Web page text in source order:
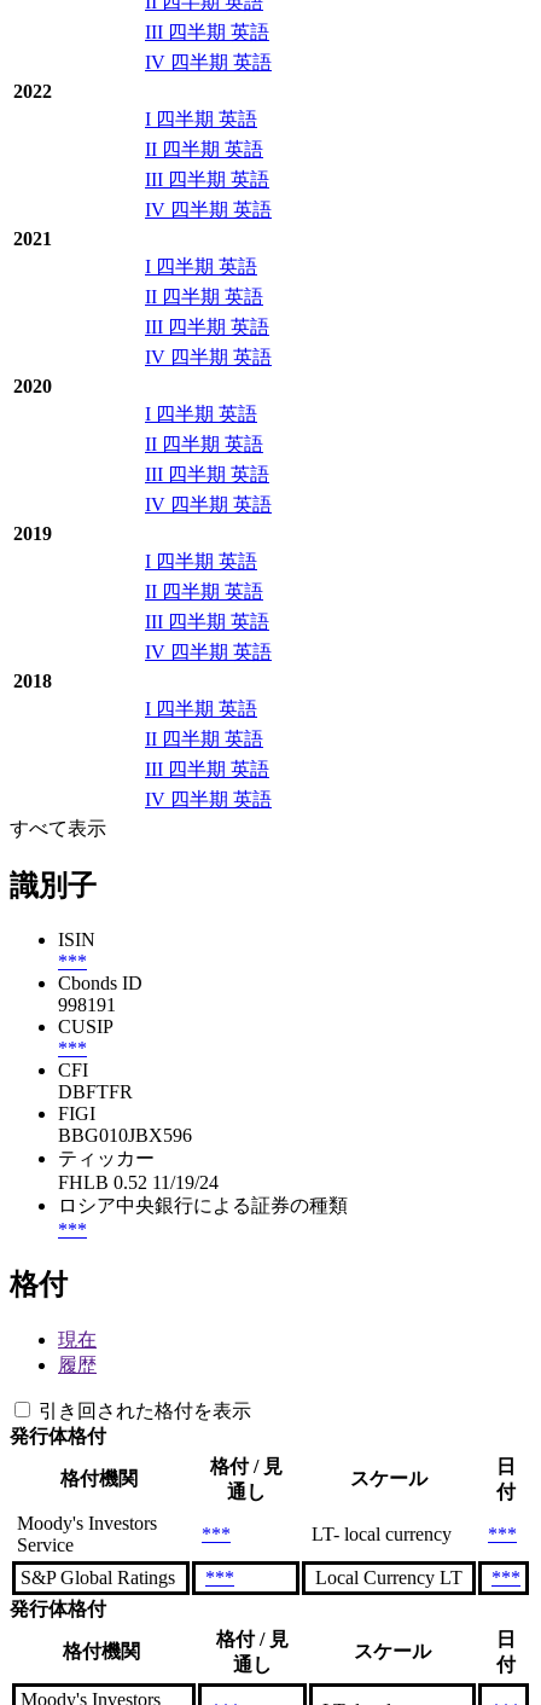
III 四半期 英語
IV 四半期 英語
2022
I 四半期 英語
II 四半期 英語
III 四半期 英語
IV 四半期 英語
2021
I 四半期 英語
II 四半期 英語
III 四半期 英語
IV 四半期 英語
2020
I 四半期 英語
II 四半期 英語
III 四半期 英語
IV 四半期 英語
2019
I 四半期 英語
II 四半期 英語
III 四半期 英語
IV 四半期 英語
2018
I 四半期 英語
II 四半期 英語
III 四半期 英語
IV 四半期 英語
すべて表示
識別子
ISIN
***
Cbonds ID
998191
CUSIP
***
CFI
DBFTFR
FIGI
BBG010JBX596
ティッカー
FHLB 0.52 11/19/24
ロシア中央銀行による証券の種類
***
格付
現在
履歴
引き回された格付を表示
発行体格付
格付機関
格付 / 見
通し
スケール
日
付
Moody's Investors
Service
*** LT- local currency ***
S&P Global Ratings *** Local Currency LT
***
発行体格付
格付機関
格付 / 見
通し
スケール
日
付
Moody's Investors